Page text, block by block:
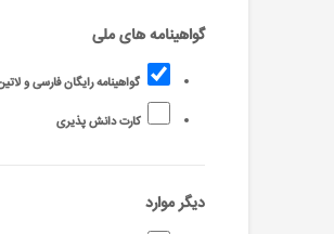
گواهینامه های ملی
گواهینامه رایگان فارسی و
کارت دانش پذیری
دیگر موارد